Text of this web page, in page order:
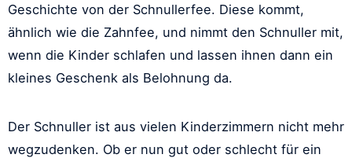
Geschichte von der Schnullerfee. Diese kommt,
ähnlich wie die Zahnfee, und nimmt den Schnuller mit,
wenn die Kinder schlafen und lassen ihnen dann ein
kleines Geschenk als Belohnung da.
Der Schnuller ist aus vielen Kinderzimmern nicht mehr
wegzudenken. Ob er nun gut oder schlecht für ein